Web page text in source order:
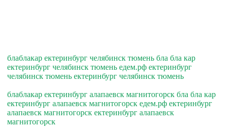
блаблакар ектеринбург челябинск тюмень бла бла кар
ектеринбург челябинск тюмень едем.рф ектеринбург
челябинск тюмень ектеринбург челябинск тюмень
блаблакар ектеринбург алапаевск магнитогорск бла бла кар
ектеринбург алапаевск магнитогорск едем.рф ектеринбург
алапаевск магнитогорск ектеринбург алапаевск
магнитогорск